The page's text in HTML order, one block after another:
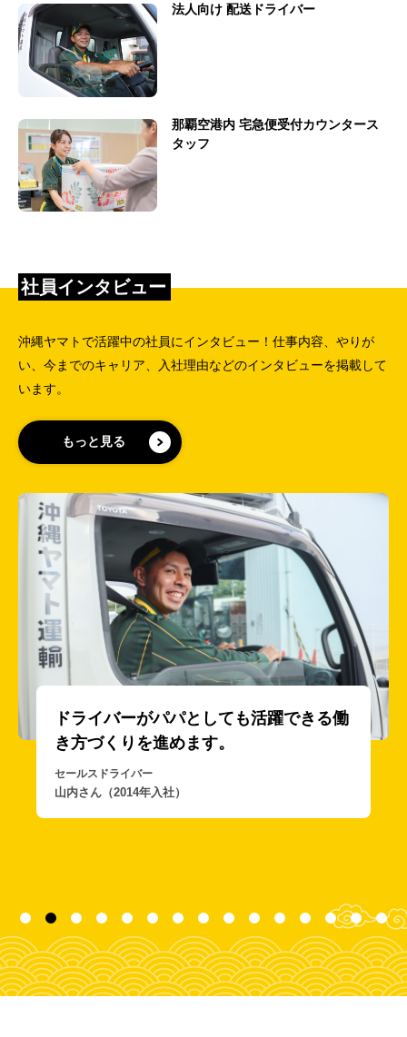
法人向け 配送ドライバー
那覇空港内 宅急便受付カウンタース
タッフ
社員インタビュー
沖縄ヤマトで活躍中の社員にインタビュー！仕事内容、やりが
い、今までのキャリア、入社理由などのインタビューを掲載して
います。
もっと見る
バーがパパとしても活躍できる働
くりを進めます。
ドライバー
（2014年入社）
宮
て